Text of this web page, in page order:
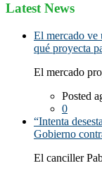
Latest News
El mercado ve
qué proyecta
El mercado
Posted
0
“Intenta
Gobierno
El canciller